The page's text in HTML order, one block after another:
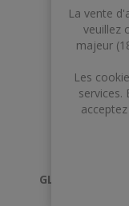
GLENFARCLAS
La vente
veuillez
majeur
Les
services.